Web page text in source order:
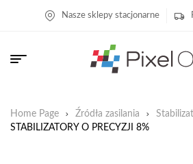
Nasze sklepy stacjonarne
Home Page Źródła zasilania
STABILIZATORY O PRECYZJI 8%